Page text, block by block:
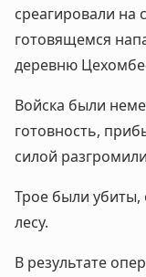
среагировали
готовящемся
деревню
Войска были
готовность,
силой
Трое были убиты,
лесу.
В результате